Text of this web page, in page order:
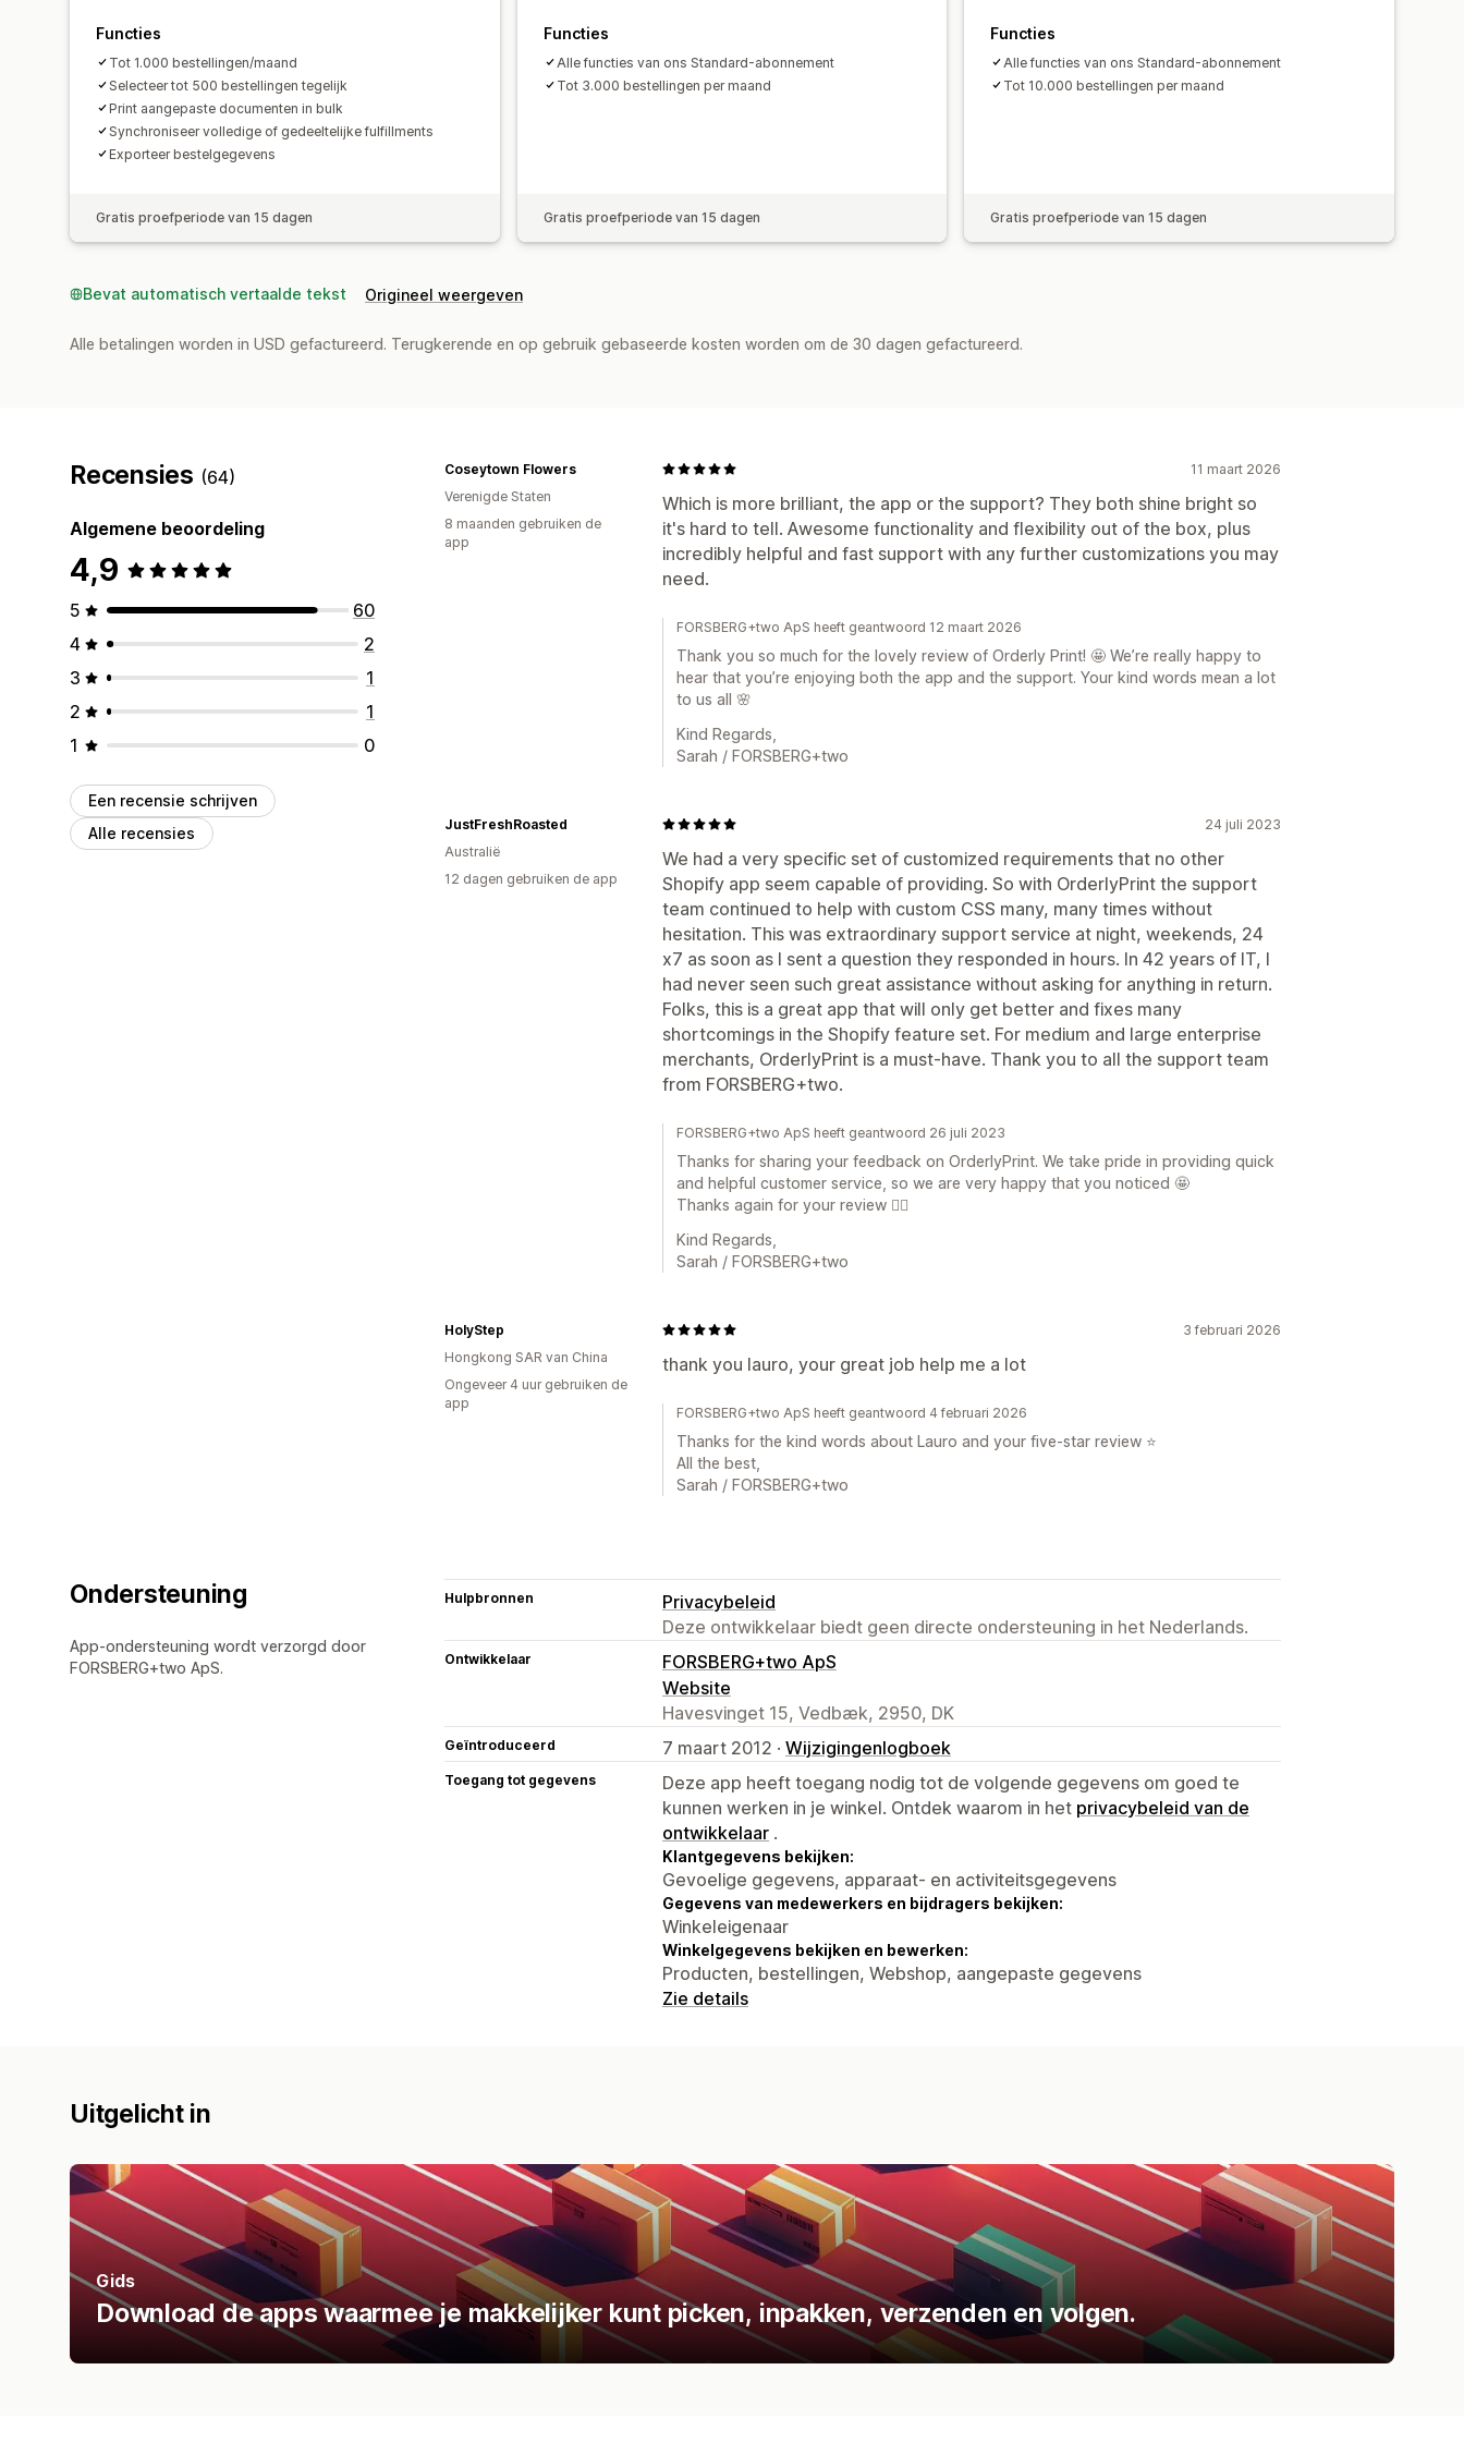
Functies
Tot 1.000 bestellingen/maand
Selecteer tot 500 bestellingen tegelijk
Print aangepaste documenten in bulk
Synchroniseer volledige of gedeeltelijke fulfillments
Exporteer bestelgegevens
Gratis proefperiode van 15 dagen
Functies
Alle functies van ons Standard-abonnement
Tot 3.000 bestellingen per maand
Gratis proefperiode van 15 dagen
Functies
Alle functies van ons Standard-abonnement
Tot 10.000 bestellingen per maand
Gratis proefperiode van 15 dagen
Bevat automatisch vertaalde tekst Origineel weergeven
Alle betalingen worden in USD gefactureerd. Terugkerende en op gebruik gebaseerde kosten worden om de 30 dagen gefactureerd.
Recensies (64)
Algemene beoordeling
4,9
5
60
4
2
3
1
2
1
1
0
Een recensie schrijven
Alle recensies
11 maart 2026
Which is more brilliant, the app or the support? They both shine bright so
it's hard to tell. Awesome functionality and flexibility out of the box, plus
incredibly helpful and fast support with any further customizations you may
need.
Coseytown Flowers
Verenigde Staten
8 maanden gebruiken de
app
FORSBERG+two ApS heeft geantwoord 12 maart 2026
Thank you so much for the lovely review of Orderly Print! 🤩 We’re really happy to
hear that you’re enjoying both the app and the support. Your kind words mean a lot
to us all 🌸
Kind Regards,
Sarah / FORSBERG+two
24 juli 2023
We had a very specific set of customized requirements that no other
Shopify app seem capable of providing. So with OrderlyPrint the support
team continued to help with custom CSS many, many times without
hesitation. This was extraordinary support service at night, weekends, 24
x7 as soon as I sent a question they responded in hours. In 42 years of IT, I
had never seen such great assistance without asking for anything in return.
Folks, this is a great app that will only get better and fixes many
shortcomings in the Shopify feature set. For medium and large enterprise
merchants, OrderlyPrint is a must-have. Thank you to all the support team
from FORSBERG+two.
JustFreshRoasted
Australië
12 dagen gebruiken de app
FORSBERG+two ApS heeft geantwoord 26 juli 2023
Thanks for sharing your feedback on OrderlyPrint. We take pride in providing quick
and helpful customer service, so we are very happy that you noticed 🤩
Thanks again for your review 👌🏼
Kind Regards,
Sarah / FORSBERG+two
3 februari 2026
thank you lauro, your great job help me a lot
HolyStep
Hongkong SAR van China
Ongeveer 4 uur gebruiken de
app
FORSBERG+two ApS heeft geantwoord 4 februari 2026
Thanks for the kind words about Lauro and your five-star review ⭐️
All the best,
Sarah / FORSBERG+two
Ondersteuning
App-ondersteuning wordt verzorgd door
FORSBERG+two ApS.
Hulpbronnen
Privacybeleid
Deze ontwikkelaar biedt geen directe ondersteuning in het Nederlands.
Ontwikkelaar
FORSBERG+two ApS
Website
Havesvinget 15, Vedbæk, 2950, DK
Geïntroduceerd 7 maart 2012 · Wijzigingenlogboek
Toegang tot gegevens
Deze app heeft toegang nodig tot de volgende gegevens om goed te
kunnen werken in je winkel. Ontdek waarom in het privacybeleid van de
ontwikkelaar .
Klantgegevens bekijken:
Gevoelige gegevens, apparaat- en activiteitsgegevens
Gegevens van medewerkers en bijdragers bekijken:
Winkeleigenaar
Winkelgegevens bekijken en bewerken:
Producten, bestellingen, Webshop, aangepaste gegevens
Zie details
Uitgelicht in
Gids
Download de apps waarmee je makkelijker kunt picken, inpakken, verzenden en volgen.